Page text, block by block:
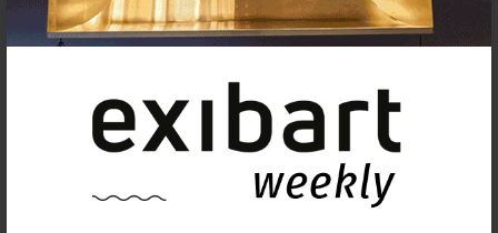
Exposiciones, inauguraciones,
actividades.
¡Te ayudamos a encontrar el
evento que buscas !
Exposiciones y eventos